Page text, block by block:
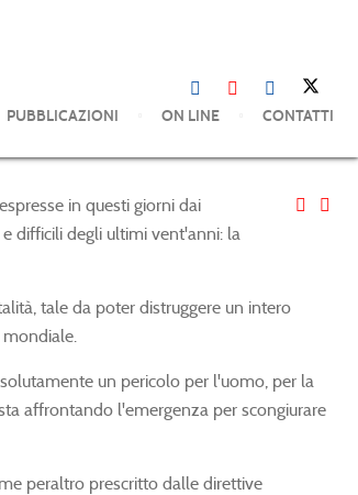
PUBBLICAZIONI ON LINE CONTATTI
in questi giorni dai
difficili degli ultimi vent'anni: la
tale da poter distruggere un intero
un pericolo per l'uomo, per la
affrontando l'emergenza per scongiurare
peraltro prescritto dalle direttive